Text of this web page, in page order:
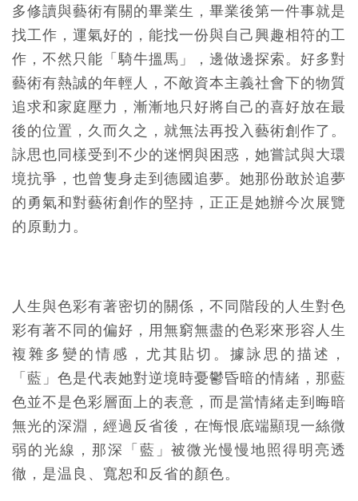
多修讀與藝術有關的畢業生，畢業後第一件事就是
找工作，運氣好的，能找一份與自己興趣相符的工
作，不然只能「騎牛搵馬」，邊做邊探索。好多對
藝術有熱誠的年輕人，不敵資本主義社會下的物質
追求和家庭壓力，漸漸地只好將自己的喜好放在最
後的位置，久而久之，就無法再投入藝術創作了。
詠思也同樣受到不少的迷惘與困惑，她嘗試與大環
境抗爭，也曾隻身走到德國追夢。她那份敢於追夢
的勇氣和對藝術創作的堅持，正正是她辦今次展覽
的原動力。
人生與色彩有著密切的關係，不同階段的人生對色
彩有著不同的偏好，用無窮無盡的色彩來形容人生
複雜多變的情感，尤其貼切。據詠思的描述，
「藍」色是代表她對逆境時憂鬱昏暗的情緒，那藍
色並不是色彩層面上的表意，而是當情緒走到晦暗
無光的深淵，經過反省後，在悔恨底端顯現一絲微
弱的光線，那深「藍」被微光慢慢地照得明亮透
徹，是温良、寬恕和反省的顏色。